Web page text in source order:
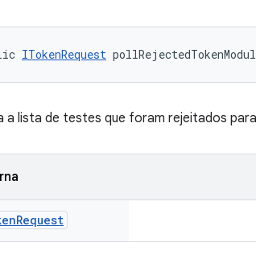
ITokenRequest
a lista de testes que foram rejeitados
Request